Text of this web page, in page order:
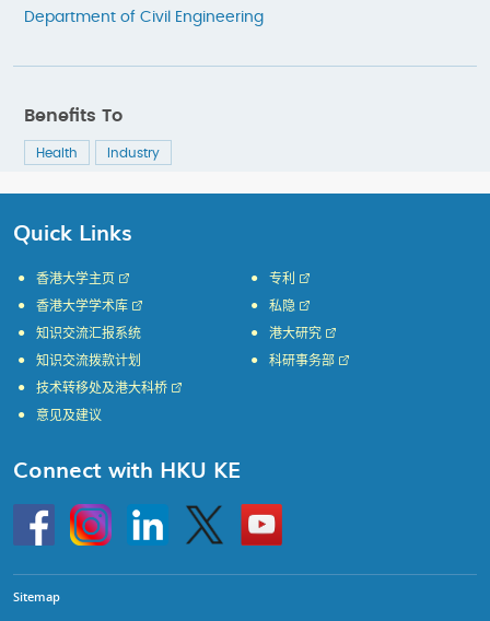
Department of Civil Engineering
Benefits To
Health Industry
Quick Links
香港大学主页
香港大学学术库
知识交流汇报系统
知识交流拨款计划
专利
私隐
港大研究
科研事务部
技术转移处及港大科桥
意见及建议
Connect with HKU KE
HKU
InstagramLinkedin Twitter
Go
to
HKU
Sitemap